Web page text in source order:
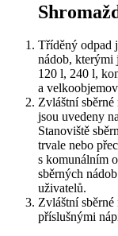
Tříděný odpad
nádob, kterými
120 l, 240 l,
a
Zvláštní sběrné
jsou uvedeny
Stanoviště
trvale nebo
s komunálním
sběrných
uživatelů.
Zvláštní sběrné
příslušnými